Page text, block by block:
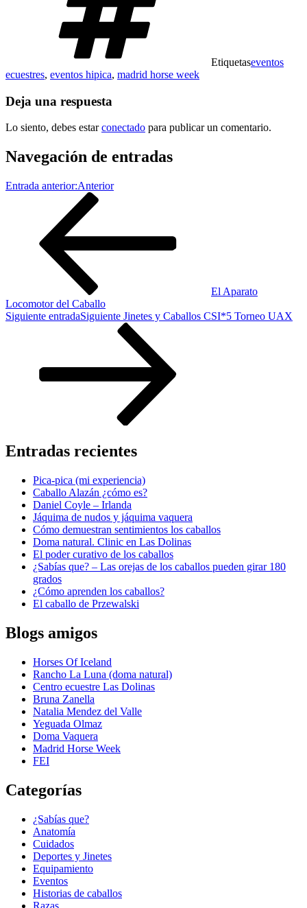
Etiquetaseventos
ecuestres, eventos hipica, madrid horse week
Deja una respuesta
Lo siento, debes estarconectado para publicar un comentario.
Navegación de entradas
Entrada anterior:Anterior
El Aparato
Locomotor del Caballo
Siguiente entradaSiguiente Jinetes y Caballos CSI*5 Torneo UAX
Entradas recientes
Pica-pica (mi experiencia)
Caballo Alazán ¿cómo es?
Daniel Coyle – Irlanda
Jáquima de nudos y jáquima vaquera
Cómo demuestran sentimientos los caballos
Doma natural. Clinic en Las Dolinas
El poder curativo de los caballos
¿Sabías que? – Las orejas de los caballos pueden girar 180
grados
¿Cómo aprenden los caballos?
El caballo de Przewalski
Blogs amigos
Horses Of Iceland
Rancho La Luna (doma natural)
Centro ecuestre Las Dolinas
Bruna Zanella
Natalia Mendez del Valle
Yeguada Olmaz
Doma Vaquera
Madrid Horse Week
FEI
Categorías
¿Sabías que?
Anatomía
Cuidados
Deportes y Jinetes
Equipamiento
Eventos
Historias de caballos
Razas